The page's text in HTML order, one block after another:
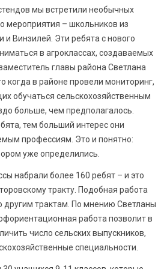
мы встретили необычных
мероприятия – школьников из
и Винзилей. Эти ребята с нового
в агроклассах, создаваемых
главы района Светлана
когда в районе провели мониторинг,
обучаться сельскохозяйственным
больше, чем предполагалось.
тем больший интерес они
профессиям. Это и понятно:
уже определились.
набрали более 160 ребят – и это
тракту. Подобная работа
другим трактам. По мнению Светланы
работа позволит в
число сельских выпускников,
специальности.